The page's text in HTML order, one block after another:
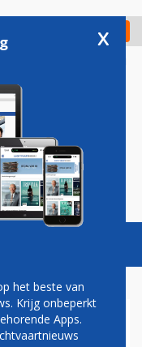
Check in
Vacatures
x
het beste van
Krijg onbeperkt
Apps.